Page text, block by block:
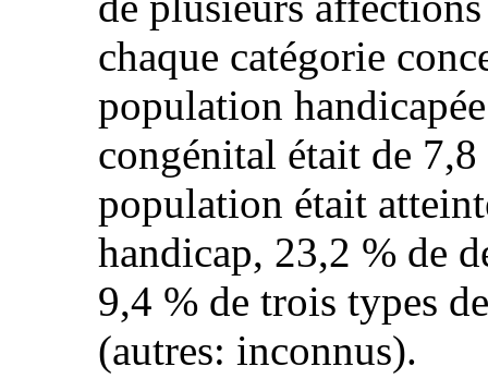
chaque catégorie
population
congénital était de
population était
handicap, 23,2 % de
9,4 % de trois types
(autres: inconnus).